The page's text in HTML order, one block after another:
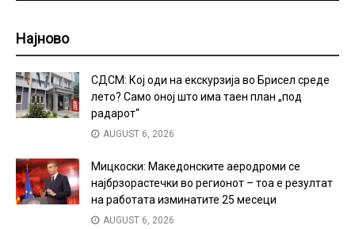
Најново
СДСМ: Кој оди на екскурзија во Брисел среде
лето? Само оној што има таен план „под
радарот“
AUGUST 6, 2026
Мицкоски: Македонските аеродроми се
најбрзорастечки во регионот – тоа е резултат
на работата изминатите 25 месеци
AUGUST 6, 2026